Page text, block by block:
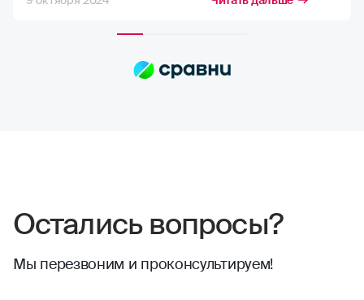
полностью устраивает расчёт страховых
договору, и их хватает на качественный
Остались вопросы?
Мы перезвоним и проконсультируем!